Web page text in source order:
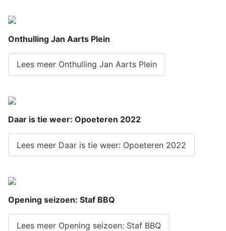
Onthulling Jan Aarts Plein
Lees meer Onthulling Jan Aarts Plein
Daar is tie weer: Opoeteren 2022
Lees meer Daar is tie weer: Opoeteren 2022
Opening seizoen: Staf BBQ
Lees meer Opening seizoen: Staf BBQ